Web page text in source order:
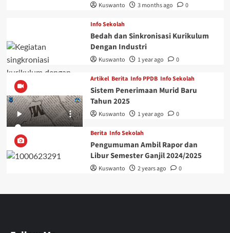
Kuswanto 3 months ago 0
Info Sekolah
Bedah dan Sinkronisasi Kurikulum
Dengan Industri
Kuswanto 1 year ago 0
Artikel Berita Info PPDB Info Sekolah
Sistem Penerimaan Murid Baru
Tahun 2025
Kuswanto 1 year ago 0
Berita Info Sekolah
Pengumuman Ambil Rapor dan
Libur Semester Ganjil 2024/2025
Kuswanto 2 years ago 0